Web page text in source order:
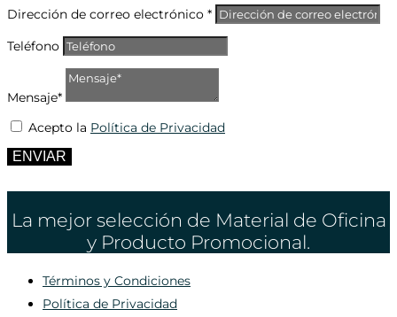
Dirección de correo electrónico *
Teléfono
Mensaje*
Acepto la Política de Privacidad
ENVIAR
La mejor selección de Material de Oficina
y Producto Promocional.
Términos y Condiciones
Política de Privacidad